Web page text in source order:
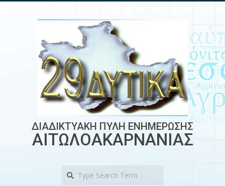
ΔΙΑΔΙΚΤΥΑΚΗ ΠΥΛΗ ΕΝΗΜΕΡΩΣΗΣ
ΑΙΤΩΛΟΑΚΑΡΝΑΝΙΑΣ